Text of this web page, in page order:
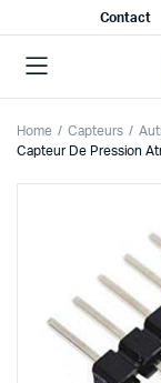
Contact
Home Capteurs
Capteur De Pression